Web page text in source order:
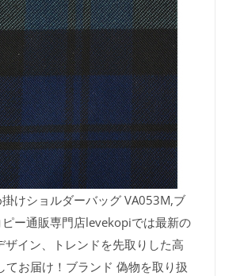
けショルダーバッグ VA053M,ブ
ー通販専門店levekopiでは最新の
ザイン、トレンドを先取りした高
てお届け！ブランド 偽物を取り扱